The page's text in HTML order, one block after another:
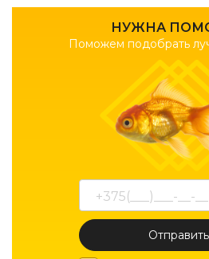
НУЖНА
Поможем подобрать
Отправить